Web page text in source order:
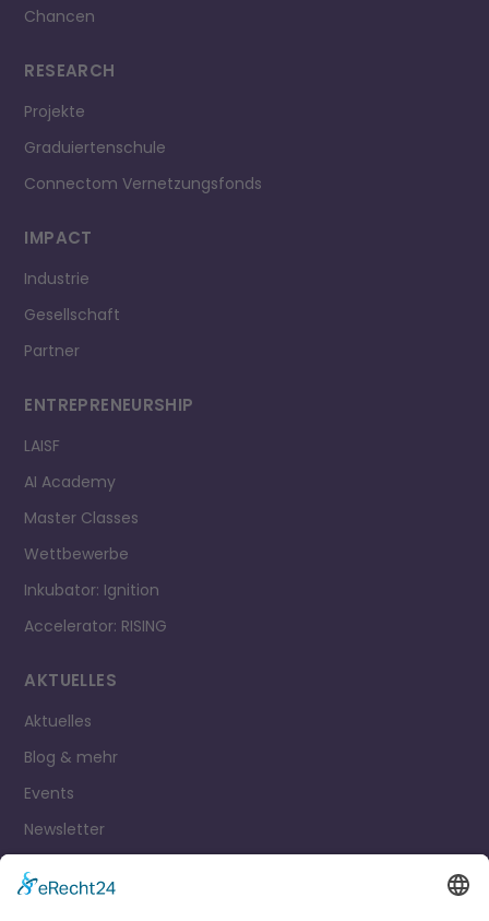
Chancen
RESEARCH
Projekte
Graduiertenschule
Connectom Vernetzungsfonds
IMPACT
Industrie
Gesellschaft
Partner
ENTREPRE­NEURSHIP
LAISF
AI Academy
Master Classes
Wettbewerbe
Inkubator: Ignition
Accelerator: RISING
AKTUELLES
Aktuelles
Blog & mehr
Events
Newsletter